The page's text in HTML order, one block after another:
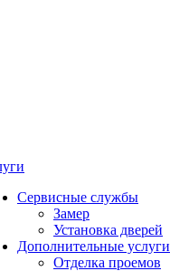
Сервисные службы
Замер
Установка дверей
Дополнительные услуги
Отделка проемов